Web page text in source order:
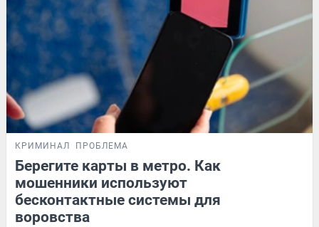
КРИМИНАЛ ПРОБЛЕМА
Берегите карты в метро. Как
мошенники используют
бесконтактные системы для
воровства